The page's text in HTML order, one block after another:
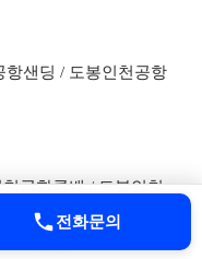
항샌딩 / 도봉인천공항
공항콜밴 / 도봉인천
공항콜밴 / 방학인천
전화문의